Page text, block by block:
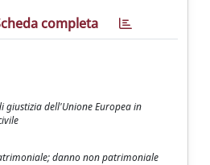
completa
giustizia dell'Unione Europea in
danno non patrimoniale